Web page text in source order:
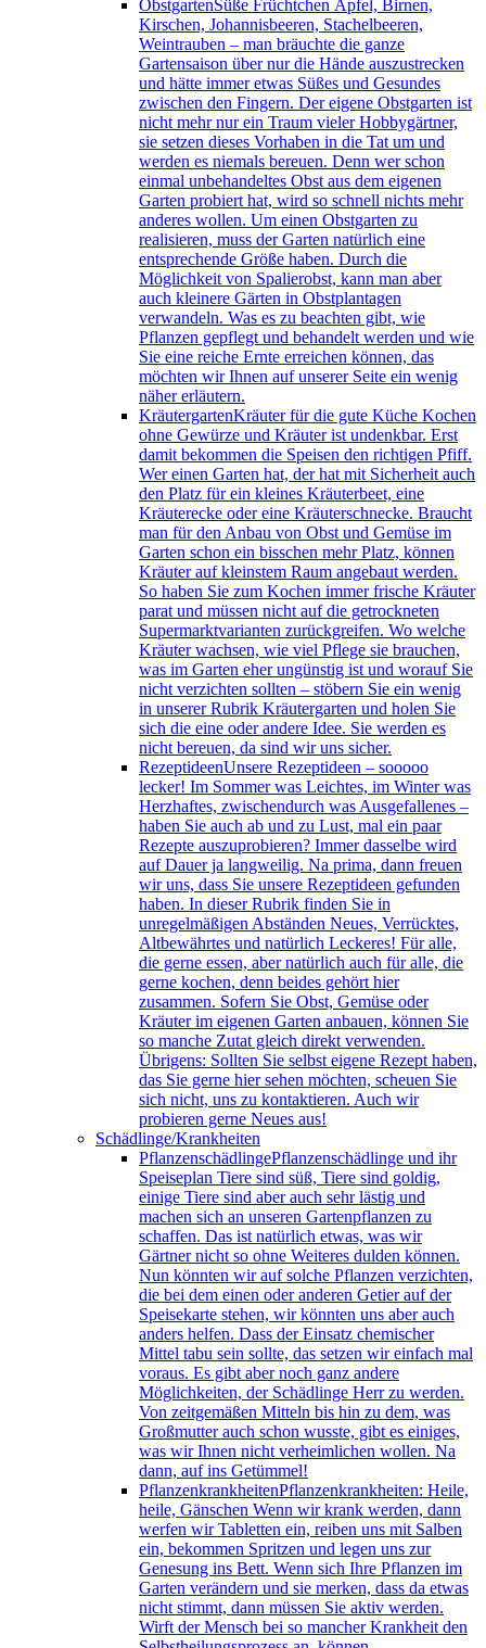
ObstgartenSüße Früchtchen Äpfel, Birnen,
Kirschen, Johannisbeeren, Stachelbeeren,
Weintrauben – man bräuchte die ganze
Gartensaison über nur die Hände auszustrecken
und hätte immer etwas Süßes und Gesundes
zwischen den Fingern. Der eigene Obstgarten ist
nicht mehr nur ein Traum vieler Hobbygärtner,
sie setzen dieses Vorhaben in die Tat um und
werden es niemals bereuen. Denn wer schon
einmal unbehandeltes Obst aus dem eigenen
Garten probiert hat, wird so schnell nichts mehr
anderes wollen. Um einen Obstgarten zu
realisieren, muss der Garten natürlich eine
entsprechende Größe haben. Durch die
Möglichkeit von Spalierobst, kann man aber
auch kleinere Gärten in Obstplantagen
verwandeln. Was es zu beachten gibt, wie
Pflanzen gepflegt und behandelt werden und wie
Sie eine reiche Ernte erreichen können, das
möchten wir Ihnen auf unserer Seite ein wenig
näher erläutern.
KräutergartenKräuter für die gute Küche Kochen
ohne Gewürze und Kräuter ist undenkbar. Erst
damit bekommen die Speisen den richtigen Pfiff.
Wer einen Garten hat, der hat mit Sicherheit auch
den Platz für ein kleines Kräuterbeet, eine
Kräuterecke oder eine Kräuterschnecke. Braucht
man für den Anbau von Obst und Gemüse im
Garten schon ein bisschen mehr Platz, können
Kräuter auf kleinstem Raum angebaut werden.
So haben Sie zum Kochen immer frische Kräuter
parat und müssen nicht auf die getrockneten
Supermarktvarianten zurückgreifen. Wo welche
Kräuter wachsen, wie viel Pflege sie brauchen,
was im Garten eher ungünstig ist und worauf Sie
nicht verzichten sollten – stöbern Sie ein wenig
in unserer Rubrik Kräutergarten und holen Sie
sich die eine oder andere Idee. Sie werden es
nicht bereuen, da sind wir uns sicher.
RezeptideenUnsere Rezeptideen – sooooo
lecker! Im Sommer was Leichtes, im Winter was
Herzhaftes, zwischendurch was Ausgefallenes –
haben Sie auch ab und zu Lust, mal ein paar
Rezepte auszuprobieren? Immer dasselbe wird
auf Dauer ja langweilig. Na prima, dann freuen
wir uns, dass Sie unsere Rezeptideen gefunden
haben. In dieser Rubrik finden Sie in
unregelmäßigen Abständen Neues, Verrücktes,
Altbewährtes und natürlich Leckeres! Für alle,
die gerne essen, aber natürlich auch für alle, die
gerne kochen, denn beides gehört hier
zusammen. Sofern Sie Obst, Gemüse oder
Kräuter im eigenen Garten anbauen, können Sie
so manche Zutat gleich direkt verwenden.
Übrigens: Sollten Sie selbst eigene Rezept haben,
das Sie gerne hier sehen möchten, scheuen Sie
sich nicht, uns zu kontaktieren. Auch wir
probieren gerne Neues aus!
Schädlinge/Krankheiten
PflanzenschädlingePflanzenschädlinge und ihr
Speiseplan Tiere sind süß, Tiere sind goldig,
einige Tiere sind aber auch sehr lästig und
machen sich an unseren Gartenpflanzen zu
schaffen. Das ist natürlich etwas, was wir
Gärtner nicht so ohne Weiteres dulden können.
Nun könnten wir auf solche Pflanzen verzichten,
die bei dem einen oder anderen Getier auf der
Speisekarte stehen, wir könnten uns aber auch
anders helfen. Dass der Einsatz chemischer
Mittel tabu sein sollte, das setzen wir einfach mal
voraus. Es gibt aber noch ganz andere
Möglichkeiten, der Schädlinge Herr zu werden.
Von zeitgemäßen Mitteln bis hin zu dem, was
Großmutter auch schon wusste, gibt es einiges,
was wir Ihnen nicht verheimlichen wollen. Na
dann, auf ins Getümmel!
PflanzenkrankheitenPflanzenkrankheiten: Heile,
heile, Gänschen Wenn wir krank werden, dann
werfen wir Tabletten ein, reiben uns mit Salben
ein, bekommen Spritzen und legen uns zur
Genesung ins Bett. Wenn sich Ihre Pflanzen im
Garten verändern und sie merken, dass da etwas
nicht stimmt, dann müssen Sie aktiv werden.
Wirft der Mensch bei so mancher Krankheit den